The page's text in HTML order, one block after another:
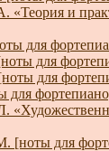
и
для
для
для
для
[ноты для